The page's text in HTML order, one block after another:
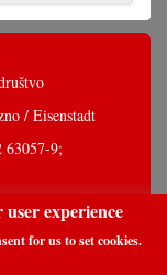
/ Eisenstadt
63057-9;
user experience
for us to set cookies.